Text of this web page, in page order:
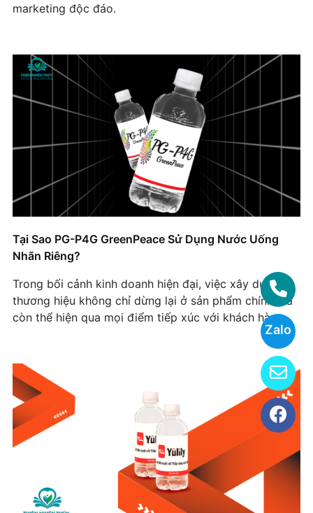
Zalo
marketing độc đáo.
Tại Sao PG-P4G GreenPeace Sử Dụng Nước Uống
Nhãn Riêng?
Trong bối cảnh kinh doanh hiện đại, việc xây dựng
thương hiệu không chỉ dừng lại ở sản phẩm chính mà
còn thể hiện qua mọi điểm tiếp xúc với khách hàng.